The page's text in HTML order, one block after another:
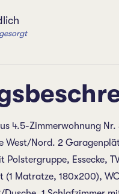
4.5-Zimmerwohnung
West/Nord. 2
Polstergruppe, Essecke,
(1 Matratze, 180x200),